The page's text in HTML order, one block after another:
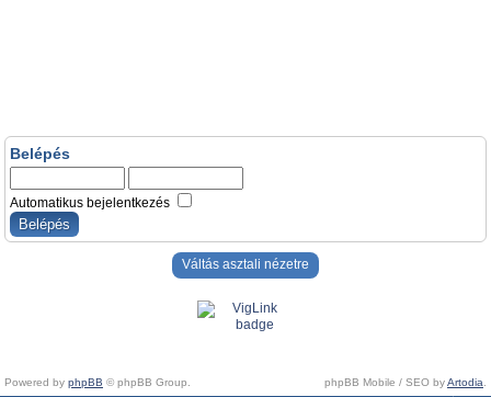
Belépés
Automatikus bejelentkezés
Váltás asztali nézetre
Powered by phpBB © phpBB Group. phpBB Mobile / SEO byArtodia.